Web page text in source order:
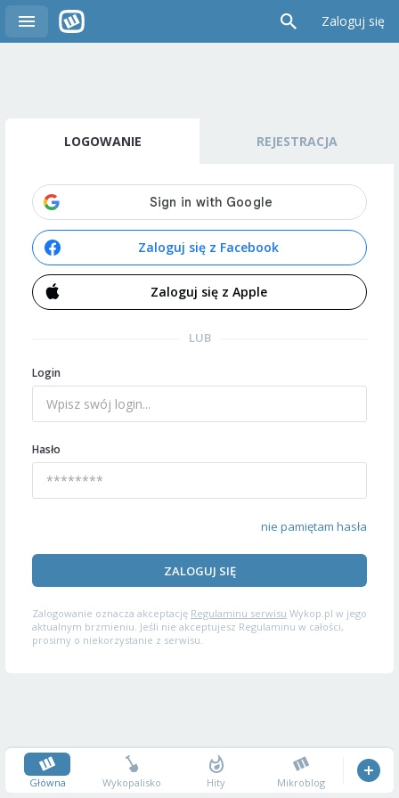
Zaloguj się
LOGOWANIE REJESTRACJA
Zaloguj się z Facebook
Zaloguj się z Apple
LUB
Login
Hasło
nie pamiętam hasła
ZALOGUJ SIĘ
Zalogowanie oznacza akceptację Regulaminu serwisu Wykop.pl w jego
aktualnym brzmieniu. Jeśli nie akceptujesz Regulaminu w całości,
prosimy o niekorzystanie z serwisu.
Główna Wykopalisko Hity Mikroblog